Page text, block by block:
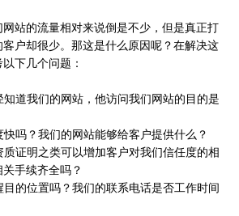
站的流量相对来说倒是不少，但是真正打
户却很少。那这是什么原因呢？在解决这
下几个问题：
知道我们的网站，他访问我们网站的目的是
吗？我们的网站能够给客户提供什么？
证明之类可以增加客户对我们信任度的相
手续齐全吗？
的位置吗？我们的联系电话是否工作时间